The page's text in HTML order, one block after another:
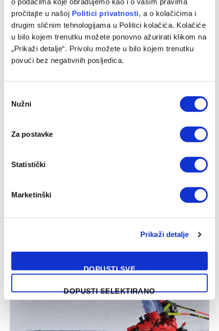
pročitajte u našoj Politici privatnosti, a o kolačićima i
drugim sličnim tehnologijama u Politici kolačića. Kolačiće
u bilo kojem trenutku možete ponovno ažurirati klikom na
„Prikaži detalje“. Privolu možete u bilo kojem trenutku
povući bez negativnih posljedica.
Selection
Nužni
Za postavke
Statistički
Marketinški
Prikaži detalje
DOPUSTI SVE
DOPUSTI SELEKTIRANO
Avdić: Očekujem odlične rezultate na Evropskom
prvenstvu i Mediteranskim igrama
05/08/2026
Džumhur opravdao ulogu favorita u Poljskoj